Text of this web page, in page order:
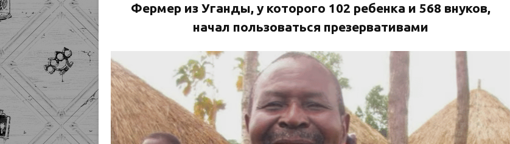
Фермер из Уганды, у которого 102 ребенка и 568 внуков,
начал пользоваться презервативами